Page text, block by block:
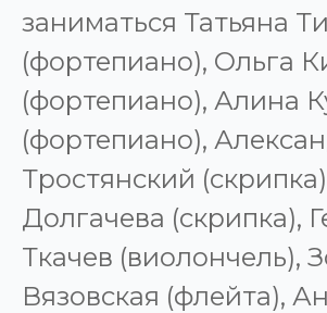
заниматься Татьяна
(фортепиано), Ольга
(фортепиано), Алина
(фортепиано),
Тростянский
Долгачева (скрипка),
Ткачев (виолончель),
Вязовская (флейта),